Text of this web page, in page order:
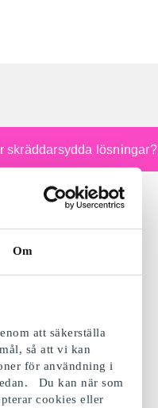
Om
att säkerställa
så att vi kan
för användning i
Du kan när som
cookies eller
skräddarsydda lösningar?